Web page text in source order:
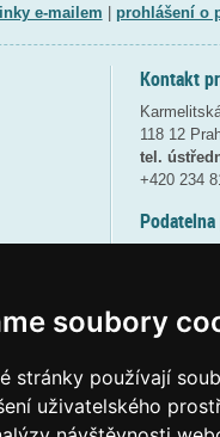
soubory
stránky používají
uživatelského
e-mailem prohlášení o
Kontakt
118 12
tel.
+420 234
(více